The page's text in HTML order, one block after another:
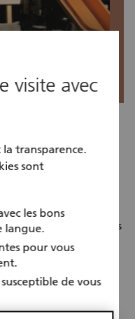
und
Rolle als
aktiv die finanzielle
bereiten die
bei, dass ein
Familien und das
Ihre
und
im Vorstand zu
visite avec
transparence.
sont
les bons
langue.
pour vous
de vous